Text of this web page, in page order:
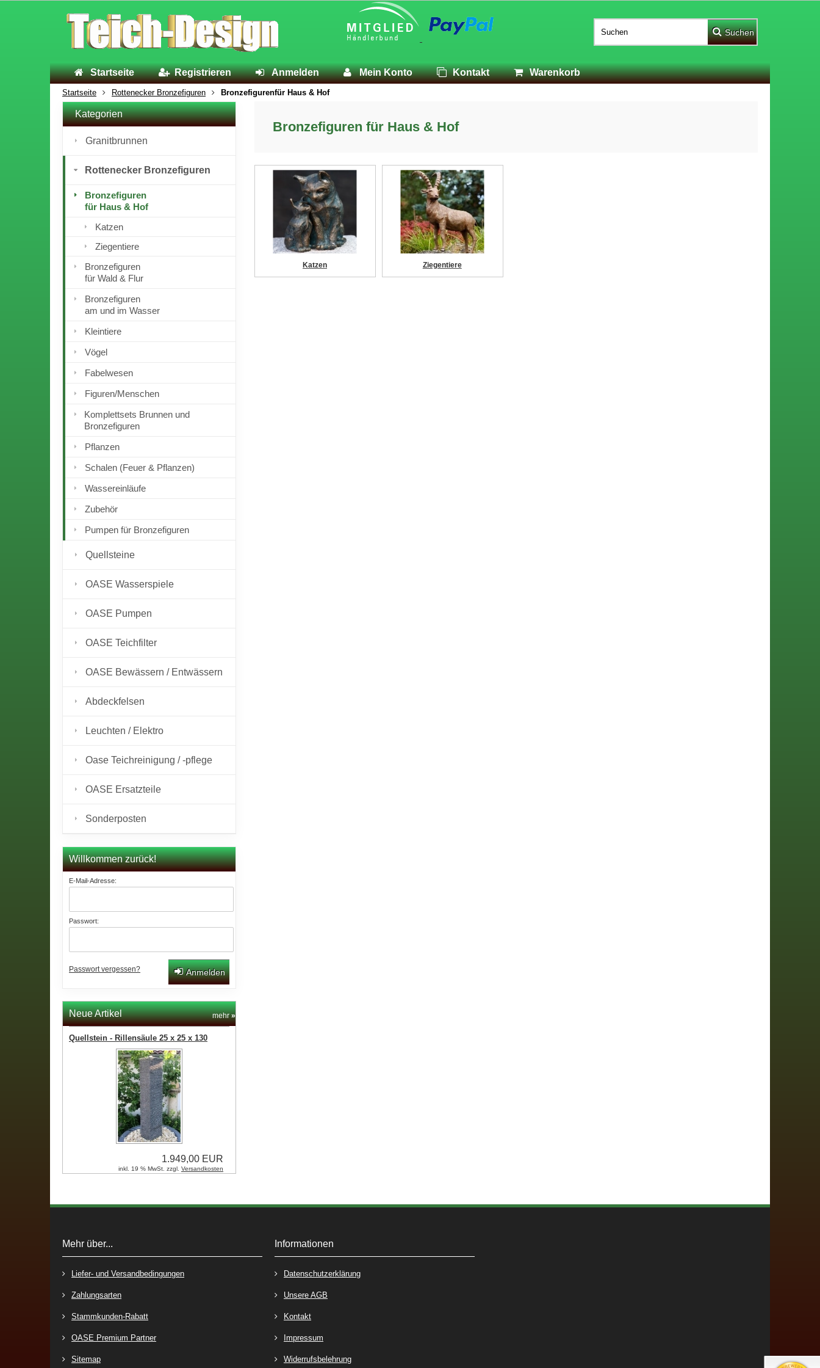
Suchen
Startseite Registrieren Anmelden Mein Konto Kontakt Warenkorb
Startseite Rottenecker Bronzefiguren Bronzefigurenfür Haus & Hof
Bronzefiguren für Haus & Hof
Katzen Ziegentiere
Kategorien
Granitbrunnen
Rottenecker Bronzefiguren
Bronzefiguren
für Haus & Hof
Katzen
Ziegentiere
Bronzefiguren
für Wald & Flur
Bronzefiguren
am und im Wasser
Kleintiere
Vögel
Fabelwesen
Figuren/Menschen
Komplettsets Brunnen und
Bronzefiguren
Pflanzen
Schalen (Feuer & Pflanzen)
Wassereinläufe
Zubehör
Pumpen für Bronzefiguren
Quellsteine
OASE Wasserspiele
OASE Pumpen
OASE Teichfilter
OASE Bewässern / Entwässern
Abdeckfelsen
Leuchten / Elektro
Oase Teichreinigung / -pflege
OASE Ersatzteile
Sonderposten
Willkommen zurück!
E-Mail-Adresse:
Passwort:
Passwort vergessen? Anmelden
Neue Artikel mehr»
Quellstein - Rillensäule 25 x 25 x 130
1.949,00 EUR
inkl. 19 % MwSt. zzgl. Versandkosten
Mehr über...
Liefer- und Versandbedingungen
Zahlungsarten
Stammkunden-Rabatt
OASE Premium Partner
Sitemap
Informationen
Datenschutzerklärung
Unsere AGB
Kontakt
Impressum
Widerrufsbelehrung